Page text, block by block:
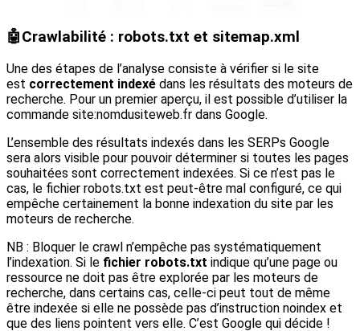
🤖Crawlabilité : robots.txt et sitemap.xml
Une des étapes de l’analyse consiste à vérifier si le site
est correctement indexé dans les résultats des moteurs de
recherche. Pour un premier aperçu, il est possible d’utiliser la
commande site:nomdusiteweb.fr dans Google.
L’ensemble des résultats indexés dans les SERPs Google
sera alors visible pour pouvoir déterminer si toutes les pages
souhaitées sont correctement indexées. Si ce n’est pas le
cas, le fichier robots.txt est peut-être mal configuré, ce qui
empêche certainement la bonne indexation du site par les
moteurs de recherche.
NB : Bloquer le crawl n’empêche pas systématiquement
l’indexation. Si le fichier robots.txt indique qu’une page ou
ressource ne doit pas être explorée par les moteurs de
recherche, dans certains cas, celle-ci peut tout de même
être indexée si elle ne possède pas d’instruction noindex et
que des liens pointent vers elle. C’est Google qui décide !